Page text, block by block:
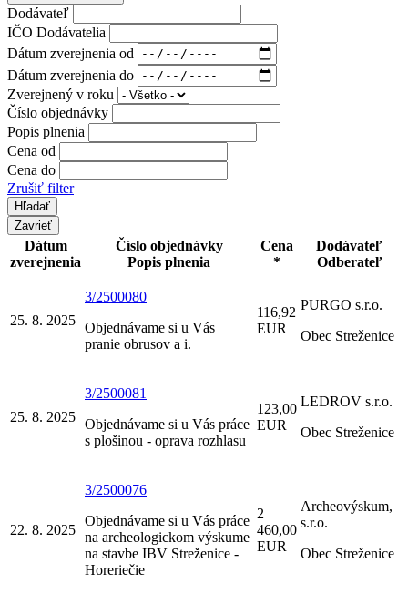
Dodávateľ
IČO Dodávatelia
Dátum zverejnenia od
Dátum zverejnenia do
Zverejnený v roku
Číslo objednávky
Popis plnenia
Cena od
Cena do
Zrušiť filter
Zavrieť
Dátum
zverejnenia
Číslo objednávky
Popis plnenia
Cena
*
Dodávateľ
Odberateľ
25. 8. 2025
3/2500080
Objednávame si u Vás
pranie obrusov a i.
116,92
EUR
PURGO s.r.o.
Obec Streženice
25. 8. 2025
3/2500081
Objednávame si u Vás práce
s plošinou - oprava rozhlasu
123,00
EUR
LEDROV s.r.o.
Obec Streženice
22. 8. 2025
3/2500076
Objednávame si u Vás práce
na archeologickom výskume
na stavbe IBV Streženice -
Horeriečie
2
460,00
EUR
Archeovýskum,
s.r.o.
Obec Streženice